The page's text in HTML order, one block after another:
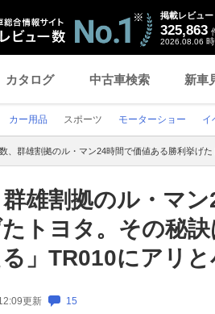
掲載レビュー
325,863
2026.08.06
カタログ 中古車検索 新車
カー用品 スポーツ モーターショー イ
、群雄割拠のル・マン24時間で価値ある勝利挙げ
雄割拠のル・マ
トヨタ。その秘
」TR010にアリ
更新 15